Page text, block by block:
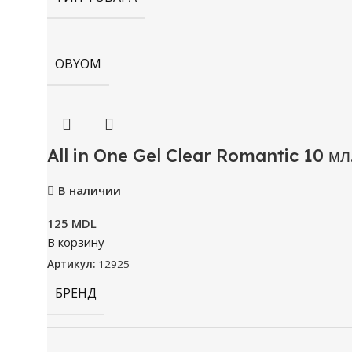
OBYOM
All in One Gel Clear Romantic 10
В наличии
125 MDL
В корзину
Артикул: 12925
БРЕНД